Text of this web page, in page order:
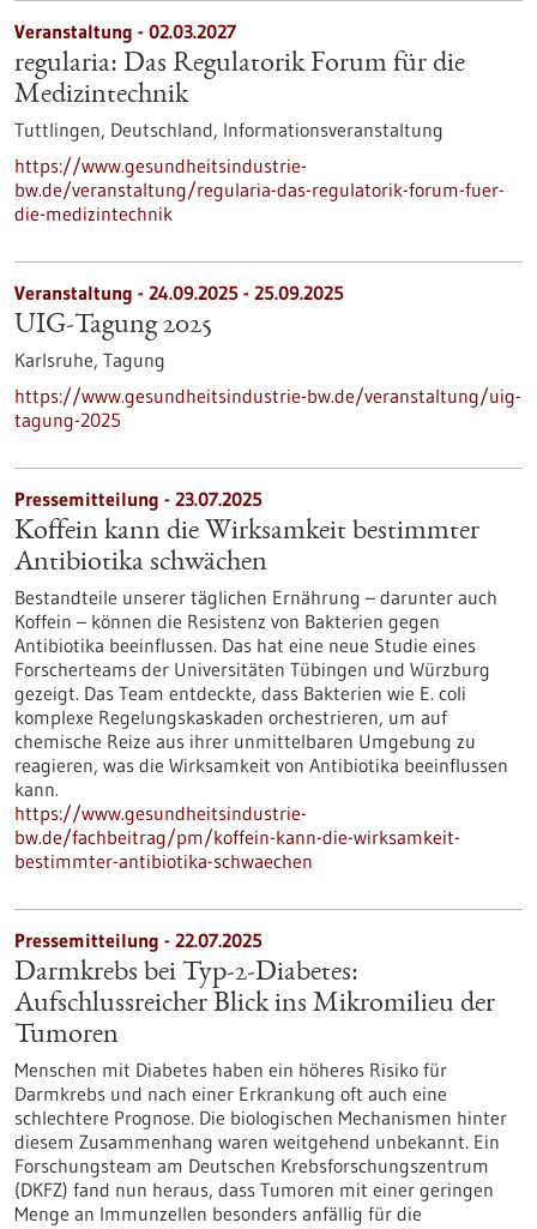
Veranstaltung - 02.03.2027
regularia: Das Regulatorik Forum für die
Medizintechnik
Tuttlingen, Deutschland, Informationsveranstaltung
https://www.gesundheitsindustrie-
bw.de/veranstaltung/regularia-das-regulatorik-forum-fuer-
die-medizintechnik
Veranstaltung - 24.09.2025 - 25.09.2025
UIG-Tagung 2025
Karlsruhe, Tagung
https://www.gesundheitsindustrie-bw.de/veranstaltung/uig-
tagung-2025
Pressemitteilung - 23.07.2025
Koffein kann die Wirksamkeit bestimmter
Antibiotika schwächen
Bestandteile unserer täglichen Ernährung – darunter auch
Koffein – können die Resistenz von Bakterien gegen
Antibiotika beeinflussen. Das hat eine neue Studie eines
Forscherteams der Universitäten Tübingen und Würzburg
gezeigt. Das Team entdeckte, dass Bakterien wie E. coli
komplexe Regelungskaskaden orchestrieren, um auf
chemische Reize aus ihrer unmittelbaren Umgebung zu
reagieren, was die Wirksamkeit von Antibiotika beeinflussen
kann.
https://www.gesundheitsindustrie-
bw.de/fachbeitrag/pm/koffein-kann-die-wirksamkeit-
bestimmter-antibiotika-schwaechen
Pressemitteilung - 22.07.2025
Darmkrebs bei Typ-2-Diabetes:
Aufschlussreicher Blick ins Mikromilieu der
Tumoren
Menschen mit Diabetes haben ein höheres Risiko für
Darmkrebs und nach einer Erkrankung oft auch eine
schlechtere Prognose. Die biologischen Mechanismen hinter
diesem Zusammenhang waren weitgehend unbekannt. Ein
Forschungsteam am Deutschen Krebsforschungszentrum
(DKFZ) fand nun heraus, dass Tumoren mit einer geringen
Menge an Immunzellen besonders anfällig für die